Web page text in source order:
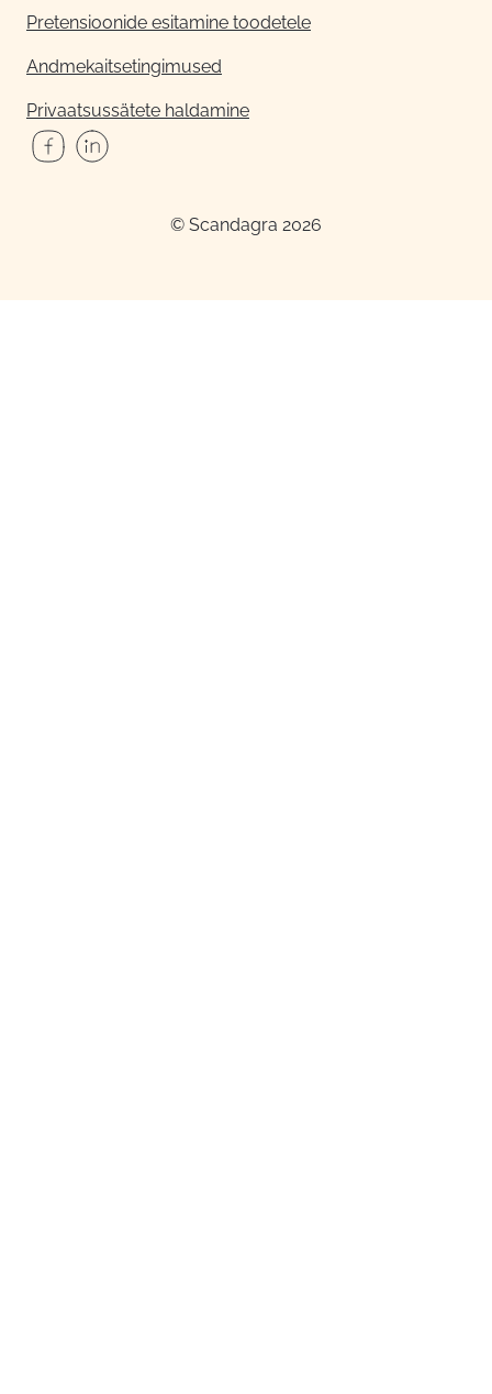
Pretensioonide esitamine toodetele
Andmekaitsetingimused
Privaatsussätete haldamine
© Scandagra 2026